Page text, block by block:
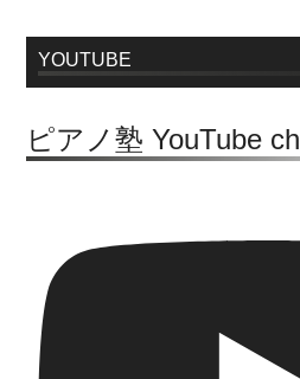
YOUTUBE
ピアノ塾 YouTube ch